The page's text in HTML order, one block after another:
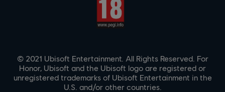
© 2021 Ubisoft Entertainment. All Rights Reserved. For
Honor, Ubisoft and the Ubisoft logo are registered or
unregistered trademarks of Ubisoft Entertainment in the
U.S. and/or other countries.